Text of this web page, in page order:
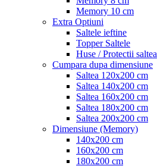
Memory 10 cm
Extra Optiuni
Saltele ieftine
Topper Saltele
Huse / Protectii saltea
Cumpara dupa dimensiune
Saltea 120x200 cm
Saltea 140x200 cm
Saltea 160x200 cm
Saltea 180x200 cm
Saltea 200x200 cm
Dimensiune (Memory)
140x200 cm
160x200 cm
180x200 cm